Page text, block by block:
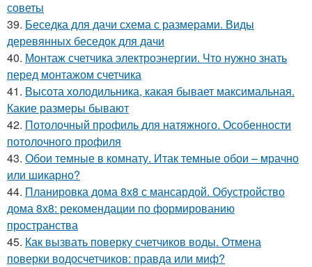
советы
39. Беседка для дачи схема с размерами. Виды
деревянных беседок для дачи
40. Монтаж счетчика электроэнергии. Что нужно знать
перед монтажом счетчика
41. Высота холодильника, какая бывает максимальная.
Какие размеры бывают
42. Потолочный профиль для натяжного. Особенности
потолочного профиля
43. Обои темные в комнату. Итак темные обои – мрачно
или шикарно?
44. Планировка дома 8х8 с мансардой. Обустройство
дома 8х8: рекомендации по формированию
пространства
45. Как вызвать поверку счетчиков воды. Отмена
поверки водосчетчиков: правда или миф?